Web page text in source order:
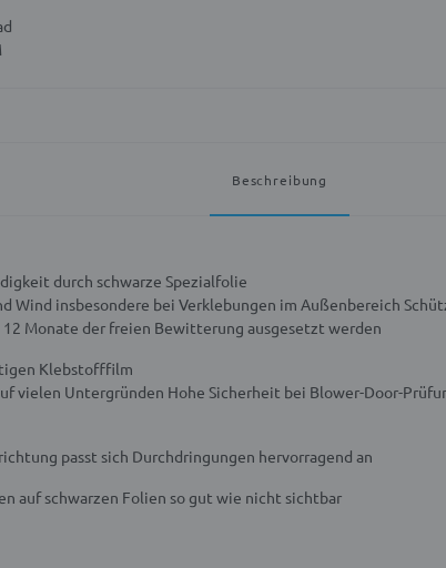
Beschreibung
durch schwarze Spezialfolie
Wind insbesondere bei Verklebungen im Außenbereich
12 Monate der freien Bewitterung ausgesetzt werden
Klebstofffilm
vielen Untergründen Hohe Sicherheit bei Blower-Door-
passt sich Durchdringungen hervorragend an
auf schwarzen Folien so gut wie nicht sichtbar